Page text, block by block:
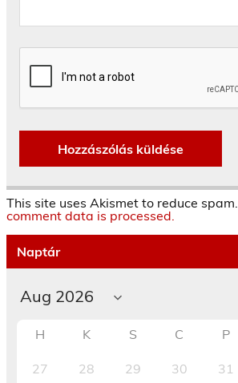
This site uses Akismet to reduce spam.
comment data is processed.
Naptár
H K S C P
27 28 29 30 31